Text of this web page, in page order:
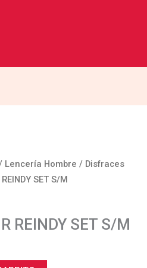
Lencería Hombre / Disfraces
SET S/M
REINDY SET S/M